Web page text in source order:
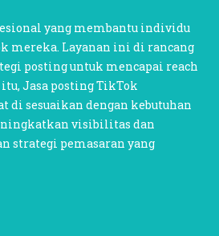
yang membantu individu
mereka. Layanan ini di rancang
posting untuk mencapai reach
Jasa posting TikTok
di sesuaikan dengan kebutuhan
visibilitas dan
strategi pemasaran yang